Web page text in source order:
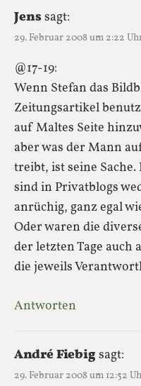
Jenssagt:
29. Februar 2008 um 2:22
@17-19:
Wenn Stefan das
Zeitungsartikel
auf Maltes Seite
aber was der Mann
treibt, ist seine
sind in Privatblogs
anrüchig, ganz egal
Oder waren die
der letzten Tage auch
die jeweils
Antworten
André Fiebigsagt:
29. Februar 2008 um 12:52